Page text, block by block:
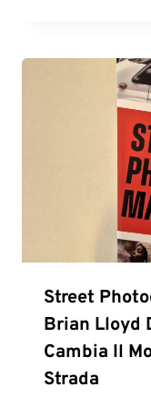
Street
Brian Lloyd
Cambia Il
Strada